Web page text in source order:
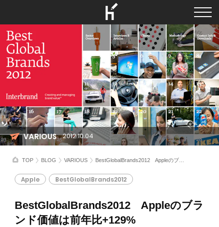
TOP BLOG VARIOUS BestGlobalBrands2012 Appleのブランド価値は前年比+129%
BestGlobalBrands2012 Appleのブラ
ンド価値は前年比+129%
Apple BestGlobalBrands2012
VARIOUS 2012.10.04